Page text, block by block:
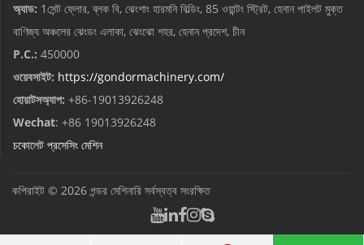
অ্যাড: 1সেন্ট ফ্লোর, ব্লক বি, ঝেংশাং হারমনি বিল্ডিং, 85 ওয়ান্টং স্ট্রিট, হেনান পাইলট মুক্ত
বাণিজ্য অঞ্চলের ঝেংডং এলাকা, ঝেংঝো শহর, হেনান প্রদেশ, চীন
P.C.: 450000
ওয়েবসাইট: https://gondormachinery.com/
হোয়াটসঅ্যাপ: +86-19013926248
Wechat: +86 19013926248
চকোলেট প্রসেসিং মেশিন
কপিরাইট © 2026 গন্ডর মেশিনারি সর্বস্বত্ব সংরক্ষিত